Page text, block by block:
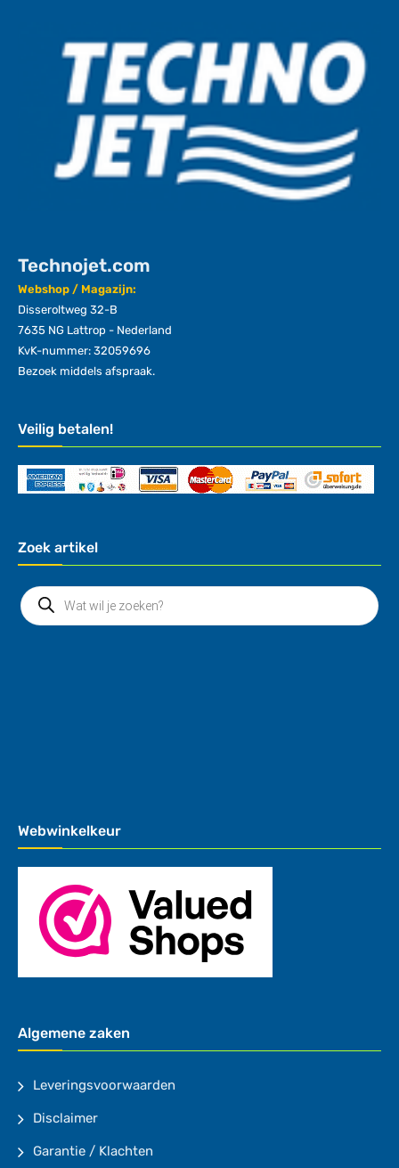
Technojet.com
Webshop / Magazijn:
Disseroltweg 32-B
7635 NG Lattrop - Nederland
KvK-nummer: 32059696
Bezoek middels afspraak.
Veilig betalen!
Zoek artikel
Webwinkelkeur
Algemene zaken
Leveringsvoorwaarden
Disclaimer
Garantie / Klachten